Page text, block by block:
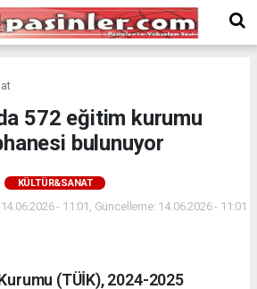
572 eğitim kurumu
bulunuyor
KÜLTÜR&SANAT
- 11:01, Güncelleme: 14.06.2026 - 11:01
(TÜİK), 2024-2025